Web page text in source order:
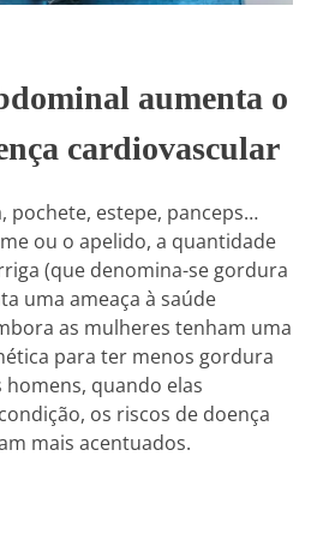
aumenta o
cardiovascular
pochete, estepe, panceps…
ou o apelido, a quantidade
(que denomina-se gordura
uma ameaça à saúde
as mulheres tenham uma
para ter menos gordura
quando elas
os riscos de doença
mais acentuados.